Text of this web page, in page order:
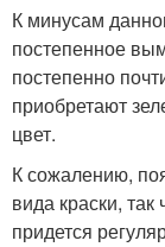
К минусам
постепенное
постепенно
приобретают
цвет.
К сожалению,
вида краски,
придется